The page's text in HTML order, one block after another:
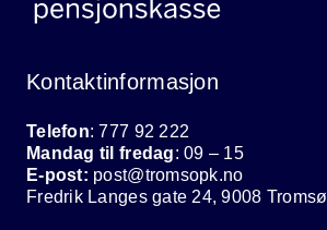
Kontaktinformasjon
Telefon: 777 92 222
Mandag til fredag: 09 – 15
E-post: post@tromsopk.no
Fredrik Langes gate 24, 9008 Tromsø